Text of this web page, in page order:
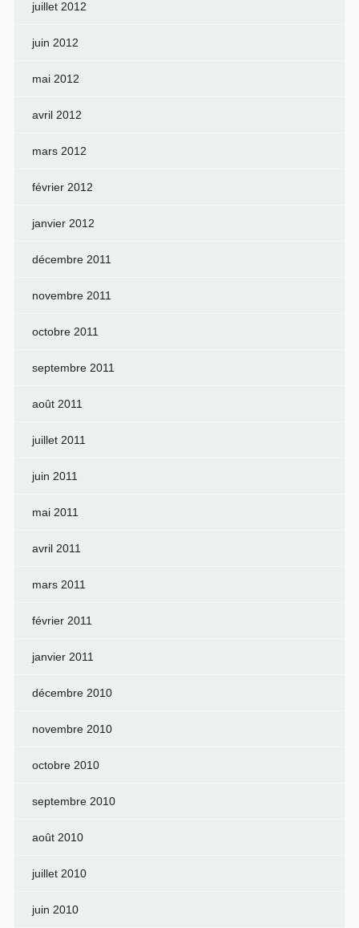
juillet 2012
juin 2012
mai 2012
avril 2012
mars 2012
février 2012
janvier 2012
décembre 2011
novembre 2011
octobre 2011
septembre 2011
août 2011
juillet 2011
juin 2011
mai 2011
avril 2011
mars 2011
février 2011
janvier 2011
décembre 2010
novembre 2010
octobre 2010
septembre 2010
août 2010
juillet 2010
juin 2010